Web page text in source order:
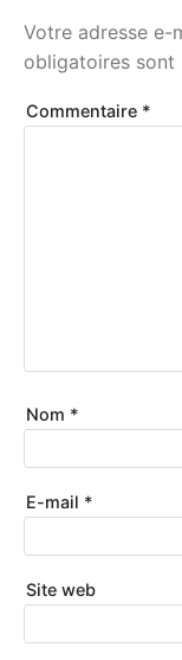
Votre adresse e-
obligatoires sont
Commentaire *
Nom *
E-mail *
Site web